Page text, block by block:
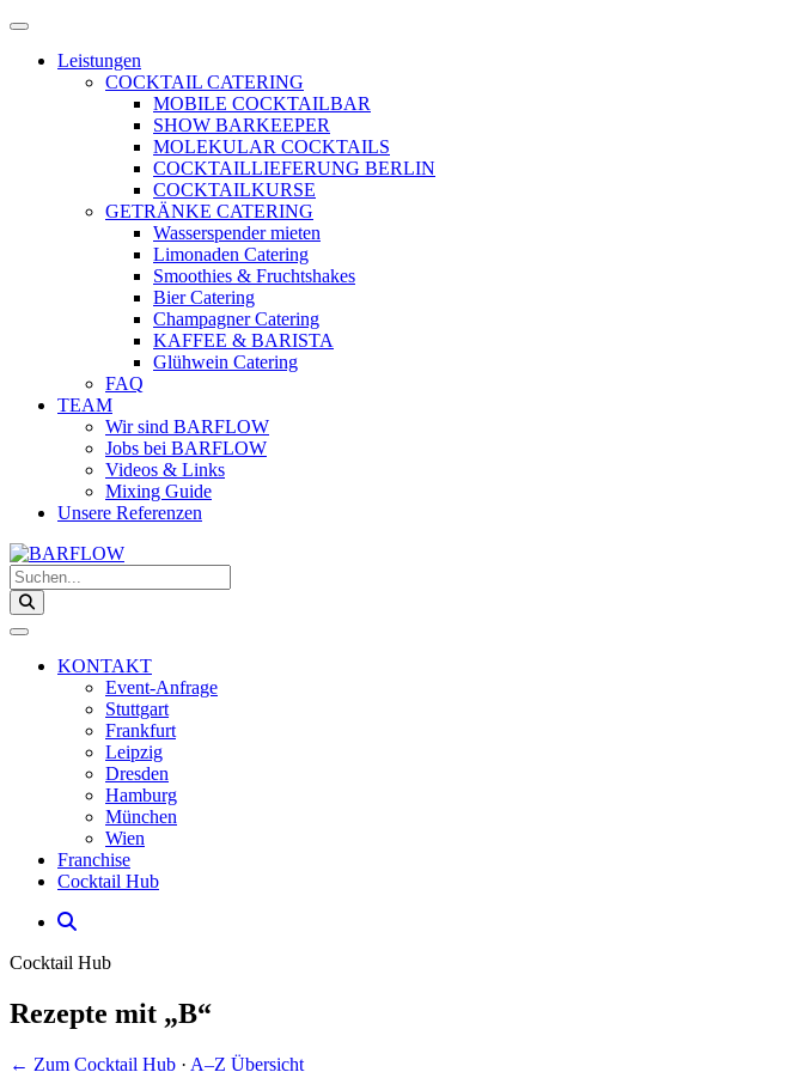
Zum
springen
Menü
öffnenLeistungen
COCKTAIL CATERING
MOBILE COCKTAILBAR
SHOW BARKEEPER
MOLEKULAR COCKTAILS
COCKTAILLIEFERUNG BERLIN
COCKTAILKURSE
GETRÄNKE CATERING
Wasserspender mieten
Limonaden Catering
Smoothies & Fruchtshakes
Bier Catering
Champagner Catering
KAFFEE & BARISTA
Glühwein Catering
FAQ
TEAM
Wir sind BARFLOW
Jobs bei BARFLOW
Videos & Links
Mixing Guide
Unsere Referenzen
Suchen...
KONTAKT
Event-Anfrage
Stuttgart
Frankfurt
Leipzig
Dresden
Hamburg
München
Wien
Franchise
Cocktail Hub
Cocktail Hub
Rezepte mit „B“
← Zum Cocktail Hub · A–Z Übersicht